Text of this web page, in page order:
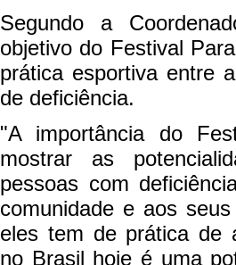
Segundo a
objetivo do Festival
prática esportiva entre
de deficiência.
"A importância do
mostrar as
pessoas com
comunidade e aos
eles tem de prática de
no Brasil hoje é uma